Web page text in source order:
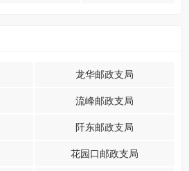
龙华邮政支局
流峰邮政支局
阡东邮政支局
花园口邮政支局